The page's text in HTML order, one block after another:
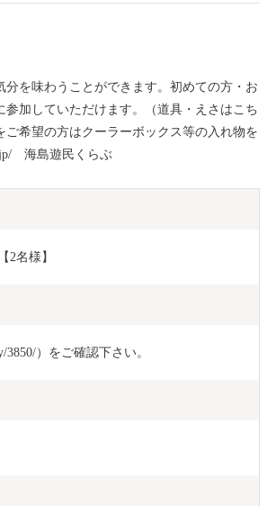
を味わうことができます。初めての方・お
加していただけます。（道具・えさはこち
希望の方はクーラーボックス等の入れ物を
海島遊民くらぶ
2名様】
）をご確認下さい。